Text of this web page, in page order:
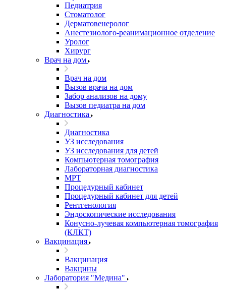
Педиатрия
Стоматолог
Дерматовенеролог
Анестезиолого-реанимационное отделение
Уролог
Хирург
Врач на дом
Врач на дом
Вызов врача на дом
Забор анализов на дому
Вызов педиатра на дом
Диагностика
Диагностика
УЗ исследования
УЗ исследования для детей
Компьютерная томография
Лабораторная диагностика
МРТ
Процедурный кабинет
Процедурный кабинет для детей
Рентгенология
Эндоскопические исследования
Конусно-лучевая компьютерная томография
(КЛКТ)
Вакцинация
Вакцинация
Вакцины
Лаборатория "Медина"